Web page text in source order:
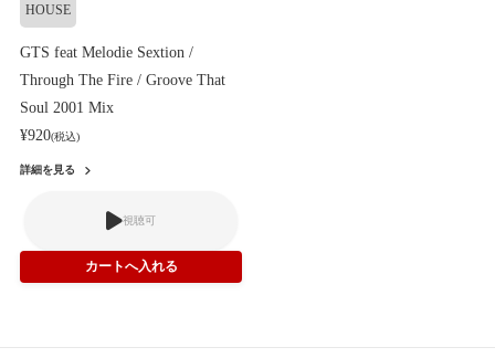
HOUSE
GTS feat Melodie Sextion /
Through The Fire / Groove That
Soul 2001 Mix
¥920(税込)
詳細を見る
視聴可